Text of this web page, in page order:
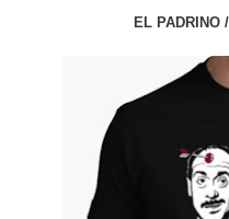
EL PADRINO